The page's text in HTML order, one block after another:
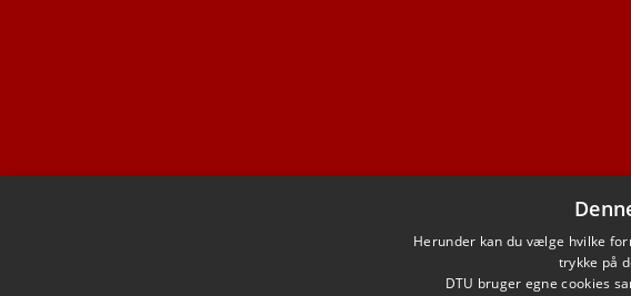
Herunder kan du vælge hvilke
trykke på
DTU bruger egne cookies